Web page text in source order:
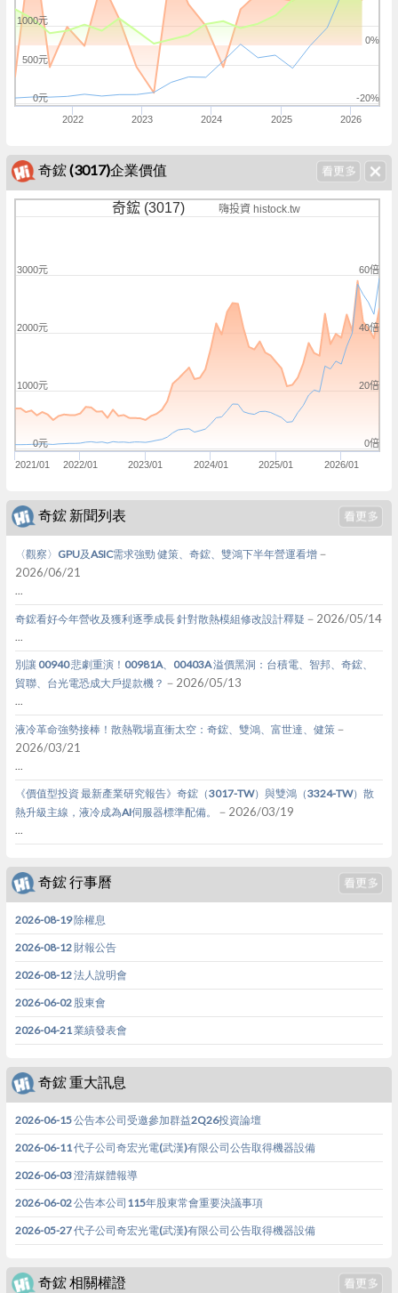
2022 2023 2024 2025 2026
-20%
0%
0元
500元
1000元
奇鋐 (3017)企業價值
奇鋐 (3017) 嗨投資 histock.tw
2021/01 2022/01 2023/01 2024/01 2025/01 2026/01
0倍
20倍
40倍
60倍
0元
1000元
2000元
3000元
奇鋐 新聞列表
〈觀察〉GPU及ASIC需求強勁 健策、奇鋐、雙鴻下半年營運看增－
2026/06/21
...
奇鋐看好今年營收及獲利逐季成長 針對散熱模組修改設計釋疑 －2026/05/14
...
別讓 00940 悲劇重演！00981A、00403A 溢價黑洞：台積電、智邦、奇鋐、
貿聯、台光電恐成大戶提款機？ －2026/05/13
...
液冷革命強勢接棒！散熱戰場直衝太空：奇鋐、雙鴻、富世達、健策－
2026/03/21
...
《價值型投資 最新產業研究報告》奇鋐（3017-TW）與雙鴻（3324-TW）散
熱升級主線，液冷成為AI伺服器標準配備。
－2026/03/19
...
奇鋐 行事曆
2026-08-19 除權息
2026-08-12 財報公告
2026-08-12 法人說明會
2026-06-02 股東會
2026-04-21 業績發表會
奇鋐 重大訊息
2026-06-15 公告本公司受邀參加群益2Q26投資論壇
2026-06-11 代子公司奇宏光電(武漢)有限公司公告取得機器設備
2026-06-03 澄清媒體報導
2026-06-02 公告本公司115年股東常會重要決議事項
2026-05-27 代子公司奇宏光電(武漢)有限公司公告取得機器設備
奇鋐 相關權證